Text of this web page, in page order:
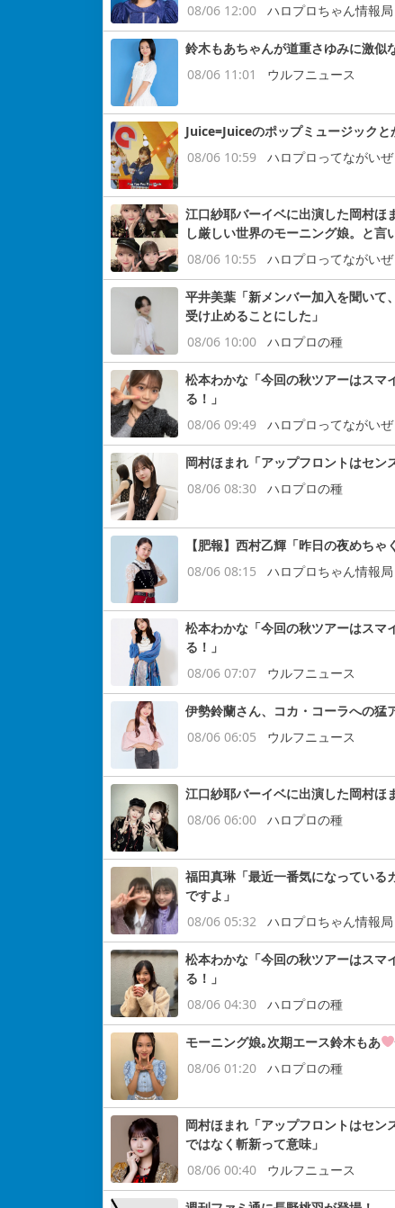
08/06 12:00
ハロプロちゃん情報局
鈴木もあちゃんが道重さゆみに激似
08/06 11:01
ウルフニュース
Juice=Juiceのポップミュージックと
08/06 10:59
ハロプロってながいぜ
江口紗耶バーイベに出演した岡村ほ
し厳しい世界のモーニング娘。と言
08/06 10:55
ハロプロってながいぜ
平井美葉「新メンバー加入を聞いて
受け止めることにした」
08/06 10:00
ハロプロの種
松本わかな「今回の秋ツアーはスマ
る！」
08/06 09:49
ハロプロってながいぜ
岡村ほまれ「アップフロントはセン
08/06 08:30
ハロプロの種
【肥報】西村乙輝「昨日の夜めち
08/06 08:15
ハロプロちゃん情報局
松本わかな「今回の秋ツアーはスマ
る！」
08/06 07:07
ウルフニュース
伊勢鈴蘭さん、コカ・コーラへの猛
08/06 06:05
ウルフニュース
江口紗耶バーイベに出演した岡村ほ
08/06 06:00
ハロプロの種
福田真琳「最近一番気になってい
ですよ」
08/06 05:32
ハロプロちゃん情報局
松本わかな「今回の秋ツアーはスマ
る！」
08/06 04:30
ハロプロの種
モーニング娘｡次期エース鈴木もあ
08/06 01:20
ハロプロの種
岡村ほまれ「アップフロントはセン
ではなく斬新って意味」
08/06 00:40
ウルフニュース